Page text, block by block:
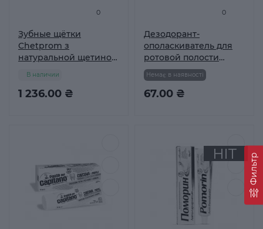
Фильтр
0
Зубные щётки
Chetprom з
натуральной щетиной
1 236.00 ₴
В наличии
0
Дезодорант-
ополаскиватель для
ротовой полости
Целитель Свежесть
эвкалипта, 250 мл
67.00 ₴
Немає в наявності